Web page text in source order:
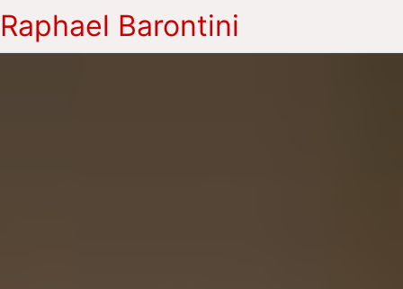
Raphael Barontini